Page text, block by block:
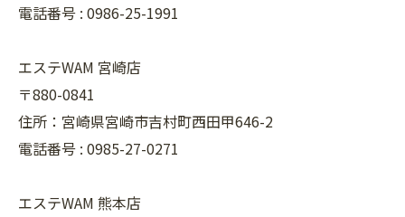
電話番号 : 0986-25-1991
エステWAM 宮崎店
〒880-0841
住所：宮崎県宮崎市吉村町西田甲646-2
電話番号 : 0985-27-0271
エステWAM 熊本店